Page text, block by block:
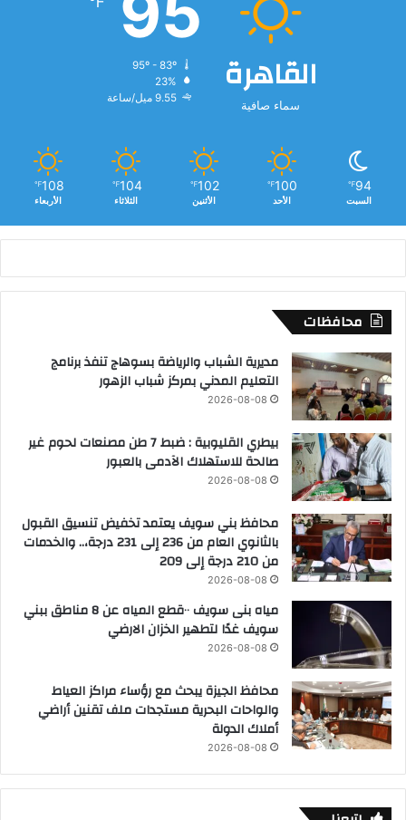
القاهرة
سماء صافية
23%
9.55 ميل/ساعة
94
℉
السبت
100
℉
الأحد
102
℉
الأثنين
104
℉
الثلاثاء
108
℉
الأربعاء
محافظات
مديرية الشباب والرياضة بسوهاج تنفذ برنامج
التعليم المدني بمركز شباب الزهور
2026-08-08
بيطري القليوبية : ضبط 7 طن مصنعات لحوم غير
صالحة للاستهلاك الآدمى بالعبور
2026-08-08
محافظ بني سويف يعتمد تخفيض تنسيق القبول
بالثانوي العام من 236 إلى 231 درجة،.. والخدمات
من 210 درجة إلى 209
2026-08-08
مياه بنى سويف ٠٠قطع المياه عن 8 مناطق ببني
سويف غدًا لتطهير الخزان الارضي
2026-08-08
محافظ الجيزة يبحث مع رؤساء مراكز العياط
والواحات البحرية مستجدات ملف تقنين أراضي
أملاك الدولة
2026-08-08